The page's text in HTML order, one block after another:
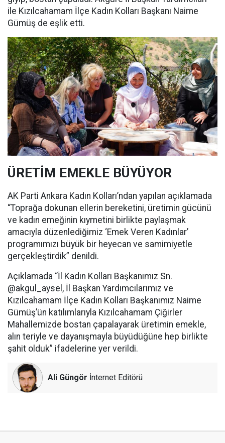
ile Kızılcahamam İlçe Kadın Kolları Başkanı Naime
Gümüş de eşlik etti.
ÜRETİM EMEKLE BÜYÜYOR
AK Parti Ankara Kadın Kolları’ndan yapılan açıklamada
“Toprağa dokunan ellerin bereketini, üretimin gücünü
ve kadın emeğinin kıymetini birlikte paylaşmak
amacıyla düzenlediğimiz ‘Emek Veren Kadınlar’
programımızı büyük bir heyecan ve samimiyetle
gerçekleştirdik” denildi.
Açıklamada “İl Kadın Kolları Başkanımız Sn.
@akgul_aysel, İl Başkan Yardımcılarımız ve
Kızılcahamam İlçe Kadın Kolları Başkanımız Naime
Gümüş’ün katılımlarıyla Kızılcahamam Çiğirler
Mahallemizde bostan çapalayarak üretimin emekle,
alın teriyle ve dayanışmayla büyüdüğüne hep birlikte
şahit olduk” ifadelerine yer verildi.
Ali Güngör İnternet Editörü